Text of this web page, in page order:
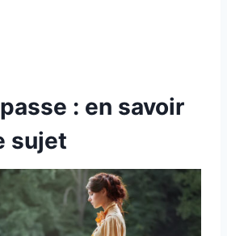
: en savoir
sujet